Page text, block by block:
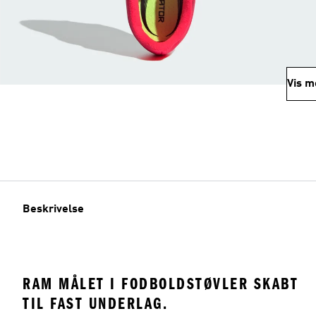
Vis
Beskrivelse
RAM MÅLET I FODBOLDSTØVLER SKABT
TIL FAST UNDERLAG.